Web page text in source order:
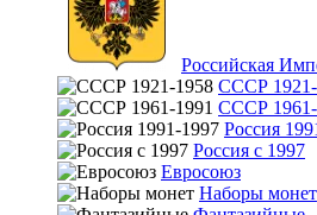
Российская
СССР
СССР 1961-
Россия
Россия с 1997
Евросоюз
Наборы монет